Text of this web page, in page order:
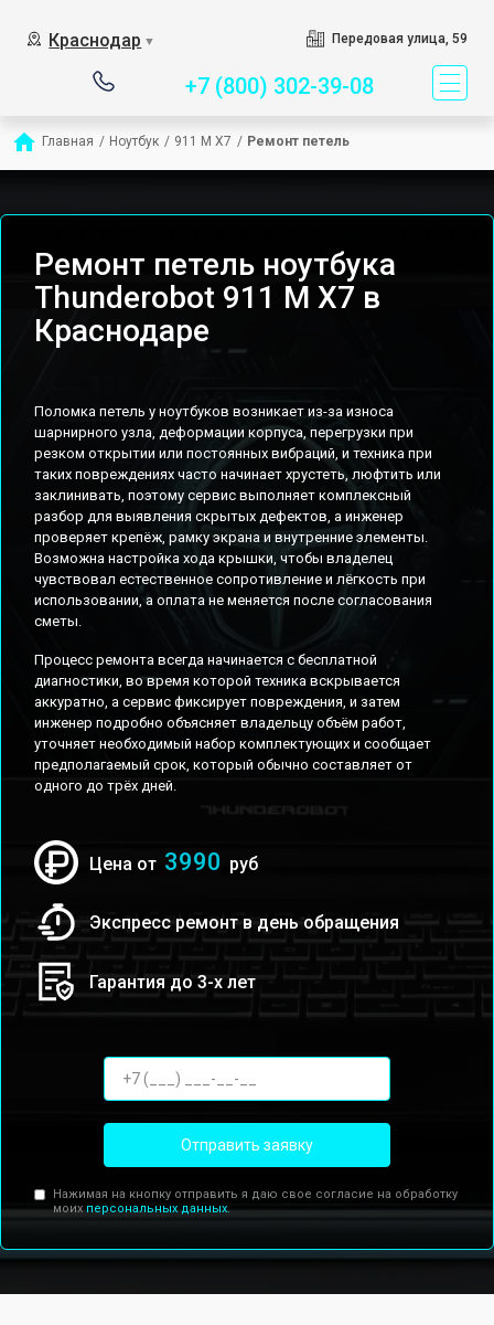
Краснодар ▼ Передовая улица, 59
+7 (800) 302-39-08
Главная / Ноутбук / 911 M X7 / Ремонт петель
Ремонт петель ноутбука
Thunderobot 911 M X7 в
Краснодаре
Поломка петель у ноутбуков возникает из-за износа
шарнирного узла, деформации корпуса, перегрузки при
резком открытии или постоянных вибраций, и техника при
таких повреждениях часто начинает хрустеть, люфтить или
заклинивать, поэтому сервис выполняет комплексный
разбор для выявления скрытых дефектов, а инженер
проверяет крепёж, рамку экрана и внутренние элементы.
Возможна настройка хода крышки, чтобы владелец
чувствовал естественное сопротивление и лёгкость при
использовании, а оплата не меняется после согласования
сметы.
Процесс ремонта всегда начинается с бесплатной
диагностики, во время которой техника вскрывается
аккуратно, а сервис фиксирует повреждения, и затем
инженер подробно объясняет владельцу объём работ,
уточняет необходимый набор комплектующих и сообщает
предполагаемый срок, который обычно составляет от
одного до трёх дней.
Цена от 3990 руб
Экспресс ремонт в день обращения
Гарантия до 3-х лет
Отправить заявку
Нажимая на кнопку отправить я даю свое согласие на обработку
моихперсональных данных.